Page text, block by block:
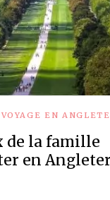
VOYAGE EN
de la famille
en